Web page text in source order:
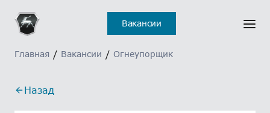
Вакансии
Главная / Вакансии / Огнеупорщик
Назад